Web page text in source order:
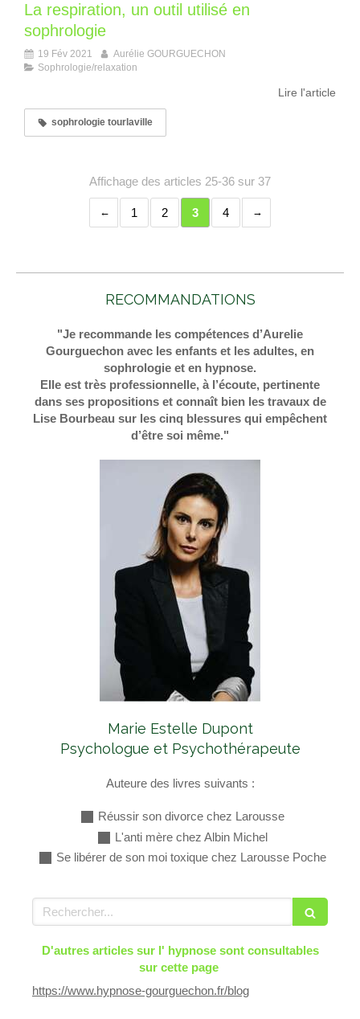
La respiration, un outil utilisé en
sophrologie
19 Fév 2021
Aurélie GOURGUECHON
Sophrologie/relaxation
Lire l'article
sophrologie tourlaville
Affichage des articles 25-36 sur 37
1 2 3 4
RECOMMANDATIONS
"Je recommande les compétences d’Aurelie
Gourguechon avec les enfants et les adultes, en
sophrologie et en hypnose.
Elle est très professionnelle, à l’écoute, pertinente
dans ses propositions et connaît bien les travaux de
Lise Bourbeau sur les cinq blessures qui empêchent
d’être soi même."
Marie Estelle Dupont
Psychologue et Psychothérapeute
Auteure des livres suivants :
Réussir son divorce chez Larousse
L'anti mère chez Albin Michel
Se libérer de son moi toxique chez Larousse Poche
Rechercher
D'autres articles sur l' hypnose sont consultables
sur cette page
https://www.hypnose-gourguechon.fr/blog